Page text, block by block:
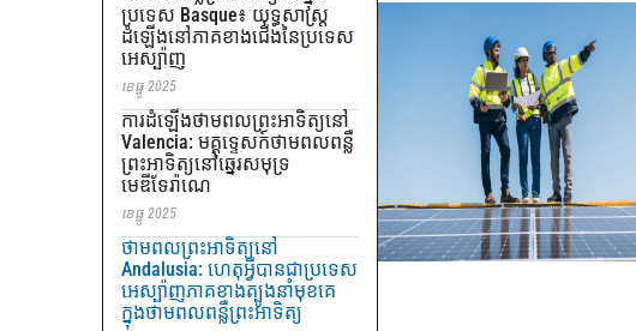
ប្រទេស Basque៖ យុទ្ធសាស្ត្រ
ដំឡើងនៅភាគខាងជើងនៃប្រទេស
អេស្ប៉ាញ
ខេធ្នូ 2025
ការដំឡើងថាមពលព្រះអាទិត្យនៅ
Valencia: មគ្គុទ្ទេសក៍ថាមពលពន្លឺ
ព្រះអាទិត្យនៅឆ្នេរសមុទ្រ
មេឌីទែរ៉ាណេ
ខេធ្នូ 2025
ថាមពលព្រះអាទិត្យនៅ
Andalusia: ហេតុអ្វីបានជាប្រទេស
អេស្ប៉ាញភាគខាងត្បូងនាំមុខគេ
ក្នុងថាមពលពន្លឺព្រះអាទិត្យ